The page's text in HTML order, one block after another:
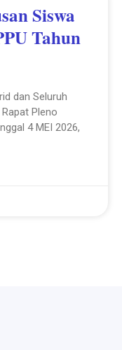
Siswa
Tahun
dan Seluruh
Pleno
4 MEI 2026,